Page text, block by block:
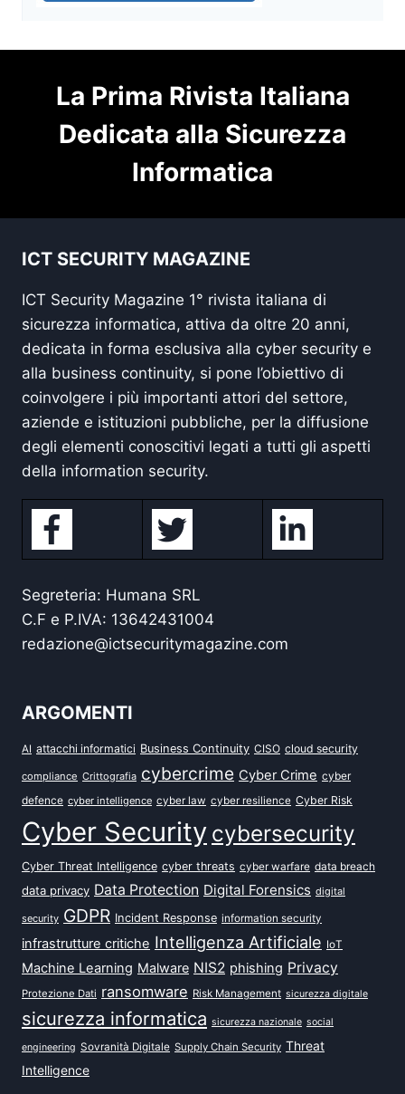
La Prima Rivista Italiana
Dedicata alla Sicurezza
Informatica
ICT SECURITY MAGAZINE
ICT Security Magazine 1° rivista italiana di
sicurezza informatica, attiva da oltre 20 anni,
dedicata in forma esclusiva alla cyber security e
alla business continuity, si pone l’obiettivo di
coinvolgere i più importanti attori del settore,
aziende e istituzioni pubbliche, per la diffusione
degli elementi conoscitivi legati a tutti gli aspetti
della information security.
Segreteria: Humana SRL
C.F e P.IVA: 13642431004
redazione@ictsecuritymagazine.com
ARGOMENTI
AI attacchi informatici Business Continuity CISO cloud security
compliance Crittografia cybercrime Cyber Crime cyber
defence cyber intelligence cyber law cyber resilience Cyber Risk
Cyber Security cybersecurity
Cyber Threat Intelligence cyber threats cyber warfare data breach
data privacy Data Protection Digital Forensics digital
security GDPR Incident Response information security
infrastrutture critiche Intelligenza Artificiale IoT
Machine Learning Malware NIS2 phishing Privacy
Protezione Dati ransomware Risk Management sicurezza digitale
sicurezza informatica sicurezza nazionale social
engineering Sovranità Digitale Supply Chain Security Threat
Intelligence